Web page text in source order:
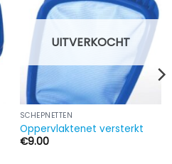
UITVERKOCHT
SCHEPNETTEN
Oppervlaktenet versterkt
€9.00